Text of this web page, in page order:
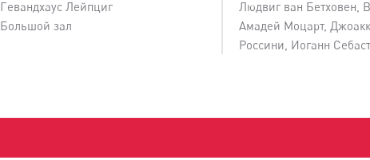
Гевандхаус Лейпциг
Большой зал
Людвиг ван Бетховен,
Амадей Моцарт,
Россини, Иоганн